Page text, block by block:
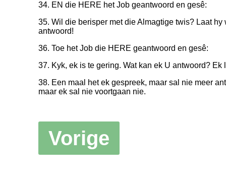
34. EN die HERE het Job geantwoord en gesê:
35. Wil die berisper met die Almagtige twis? Laat hy
antwoord!
36. Toe het Job die HERE geantwoord en gesê:
37. Kyk, ek is te gering. Wat kan ek U antwoord? Ek
38. Een maal het ek gespreek, maar sal nie meer
maar ek sal nie voortgaan nie.
Vorige